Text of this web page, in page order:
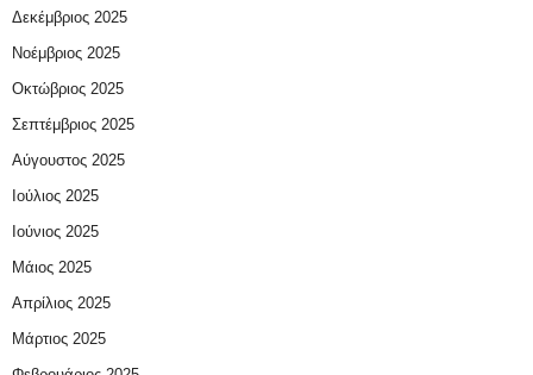
Δεκέμβριος 2025
Νοέμβριος 2025
Οκτώβριος 2025
Σεπτέμβριος 2025
Αύγουστος 2025
Ιούλιος 2025
Ιούνιος 2025
Μάιος 2025
Απρίλιος 2025
Μάρτιος 2025